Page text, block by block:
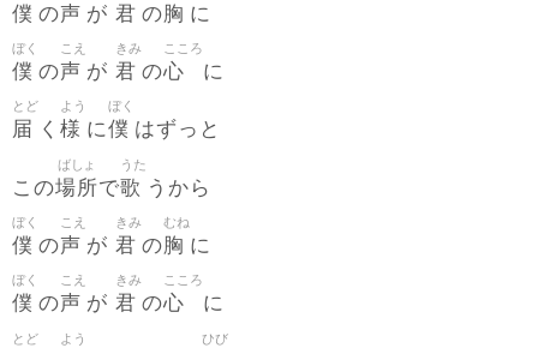
僕 の声 が 君 の胸 に
僕
ぼく
の声
こえ
が 君
きみ
の心
こころ
に
届
とど
く 様
よう
に僕
ぼく
はずっと
この場所
ばしょ
で歌
うた
うから
僕
ぼく
の声
こえ
が 君
きみ
の胸
むね
に
僕
ぼく
の声
こえ
が 君
きみ
の心
こころ
に
とど よう ひび